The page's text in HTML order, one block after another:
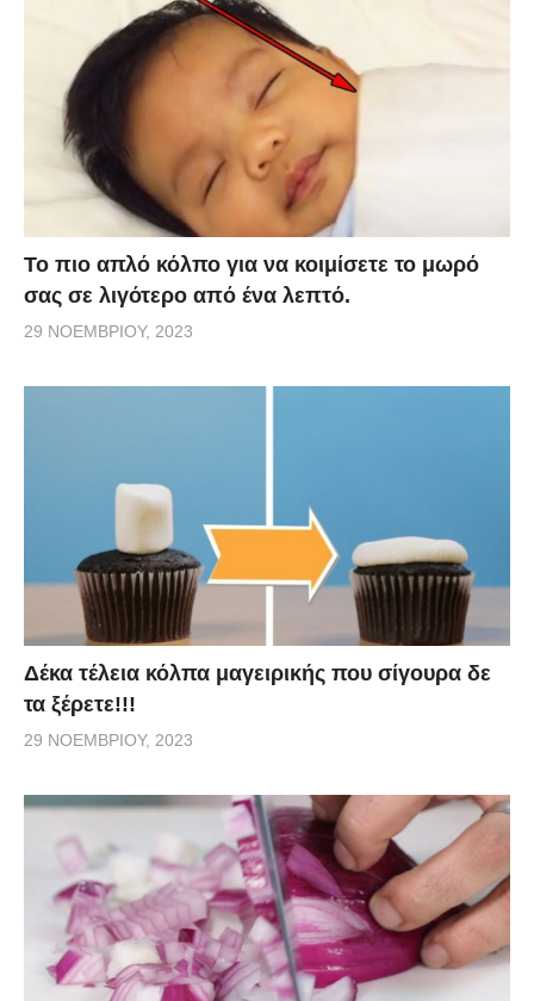
Το πιο απλό κόλπο για να κοιμίσετε το μωρό
σας σε λιγότερο από ένα λεπτό.
29 ΝΟΕΜΒΡΊΟΥ, 2023
Δέκα τέλεια κόλπα μαγειρικής που σίγουρα δε
τα ξέρετε!!!
29 ΝΟΕΜΒΡΊΟΥ, 2023